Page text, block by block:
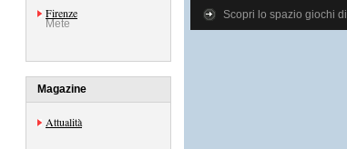
Firenze
Mete
Magazine
Attualità
Scopri lo spazio giochi di